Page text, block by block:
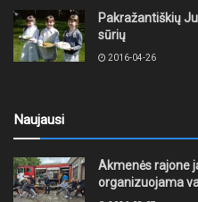
Pakražantiškių
sūrių
2016-04-26
Naujausi
Akmenės rajone
organizuojama